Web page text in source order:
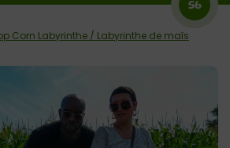
56
Corn Labyrinthe / Labyrinthe de maïs